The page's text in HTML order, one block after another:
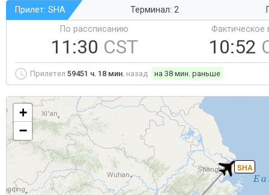
Прилет: SHA Терминал: 2
По рассписанию
11:30 CST
Фактическое
10:52
Прилетел 59451 ч. 18 мин. назад на 38 мин. раньше
SHA
+
−